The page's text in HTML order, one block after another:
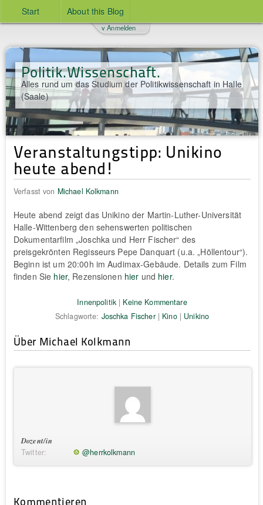
Start About this Blog
Politik.Wissenschaft.
Alles rund um das Studium der Politikwissenschaft in Halle
(Saale)
v Anmelden
Veranstaltungstipp: Unikino
heute abend!
Verfasst von Michael Kolkmann
Heute abend zeigt das Unikino der Martin-Luther-Universität
Halle-Wittenberg den sehenswerten politischen
Dokumentarfilm „Joschka und Herr Fischer“ des
preisgekrönten Regisseurs Pepe Danquart (u.a. „Höllentour“).
Beginn ist um 20:00h im Audimax-Gebäude. Details zum Film
finden Sie hier, Rezensionen hier und hier.
Innenpolitik| Keine Kommentare
Schlagworte: Joschka Fischer| Kino| Unikino
Über Michael Kolkmann
Dozent/in
Twitter:
@herrkolkmann
Kommentieren